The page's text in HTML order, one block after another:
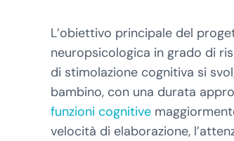
L’obiettivo principale del
neuropsicologica in grado di
di stimolazione cognitiva si
bambino, con una durata
funzioni cognitive
velocità di elaborazione,